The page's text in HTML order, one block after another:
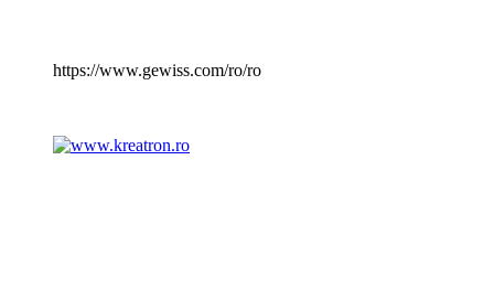
https://www.gewiss.com/ro/ro